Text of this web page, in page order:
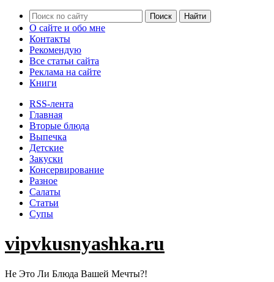
О сайте и обо мне
Контакты
Рекомендую
Все статьи сайта
Реклама на сайте
Книги
RSS-лента
Главная
Вторые блюда
Выпечка
Детские
Закуски
Консервирование
Разное
Салаты
Статьи
Супы
vipvkusnyashka.ru
Не Это Ли Блюда Вашей Мечты?!